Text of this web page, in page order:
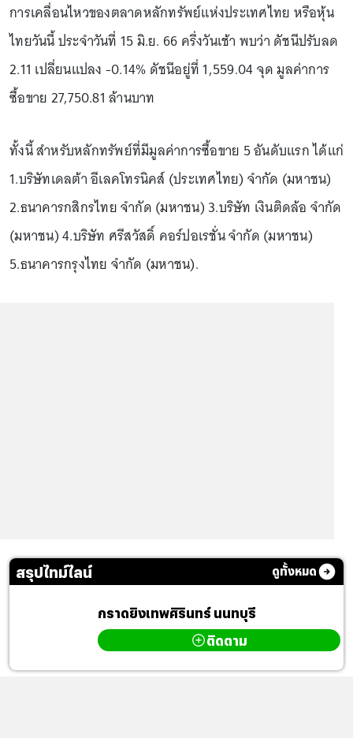
การเคลื่อนไหวของตลาดหลักทรัพย์แห่งประเทศไทย หรือหุ้น
ไทยวันนี้ ประจำวันที่ 15 มิ.ย. 66 ครึ่งวันเช้า พบว่า ดัชนีปรับลด
2.11 เปลี่ยนแปลง -0.14% ดัชนีอยู่ที่ 1,559.04 จุด มูลค่าการ
ซื้อขาย 27,750.81 ล้านบาท
ทั้งนี้ สำหรับหลักทรัพย์ที่มีมูลค่าการซื้อขาย 5 อันดับแรก ได้แก่
1.บริษัทเดลต้า อีเลคโทรนิคส์ (ประเทศไทย) จำกัด (มหาชน)
2.ธนาคารกสิกรไทย จำกัด (มหาชน) 3.บริษัท เงินติดล้อ จำกัด
(มหาชน) 4.บริษัท ศรีสวัสดิ์ คอร์ปอเรชั่น จำกัด (มหาชน)
5.ธนาคารกรุงไทย จำกัด (มหาชน).
สรุปไทม์ไลน์ ดูทั้งหมด
กราดยิงเทพศิรินทร์ นนทบุรี
ติดตาม